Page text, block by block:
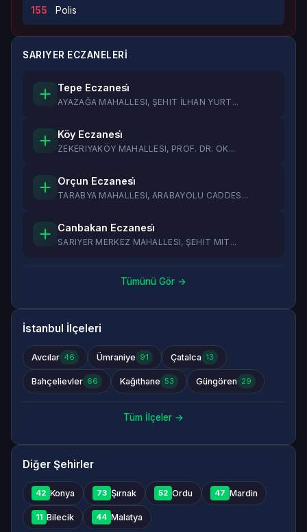
155 Polis
SARIYER ECZANELERI
Tepe Eczanesi̇
AYAZAĞA MAHALLESI, ŞEHIT İLHAN YURT...
Köy Eczanesi̇
ZEKERIYAKÖY MAHALLESI, PROF. DR. OK...
Orçun Eczanesi̇
TARABYA MAHALLESI, ARABAYOLU CADDES...
Canbakan Eczanesi̇
SARIYER MERKEZ MAHALLESI, ŞEHIT MIT...
Tümünü Gör →
İstanbul İlçeleri
Avcılar 46 Ümraniye 91 Çatalca 13
Bahçelievler 66 Kağıthane 53 Güngören 29
Tüm İlçeler →
Diğer Şehirler
42 Konya 73 Şırnak 52 Ordu 47 Mardin
11 Bilecik 44 Malatya